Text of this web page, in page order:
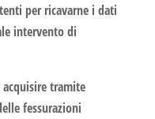
per ricavarne i dati
intervento di
tramite
fessurazioni